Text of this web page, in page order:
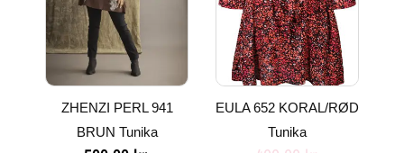
ZHENZI PERL 941
BRUN Tunika
EULA 652 KORAL/RØD
Tunika